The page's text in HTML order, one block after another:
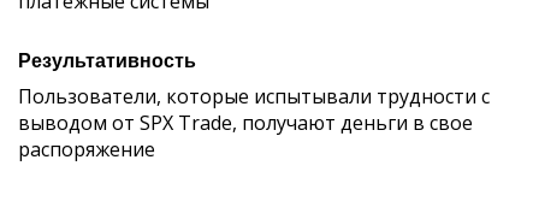
Результативность
Пользователи, которые испытывали трудности с
выводом от SPX Trade, получают деньги в свое
распоряжение